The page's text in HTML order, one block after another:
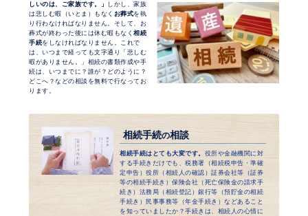
しいのは、ご家族です。」
しかし、家族
は悲しむ暇（いとま）もなく お葬式を執
り行わなければなりません。そして、お
葬式が終わった後には休む暇もなく 相続
手続をしなければなりません。これで
は、いつまで経っても文字通り「悲しむ
暇がありません。」相続の書類作成や手
続は、いつまでに？誰が？どのように？
どこへ？などの相談を無料で行なってお
ります。
相続手続の相談
相続手続はとても大変です。 役所や金融機関に対
する手続きだけでも、税務署（相続税申告・準確
定申告）役所（相続人の確認）証券会社等（証券
等の相続手続き）保険会社（死亡保険金の請求手
続き）法務局（相続登記）銀行等（預貯金の相続
手続き）民事事務等（年金手続き）などあること
を知っていましたか？手続きは、相続人の心情に